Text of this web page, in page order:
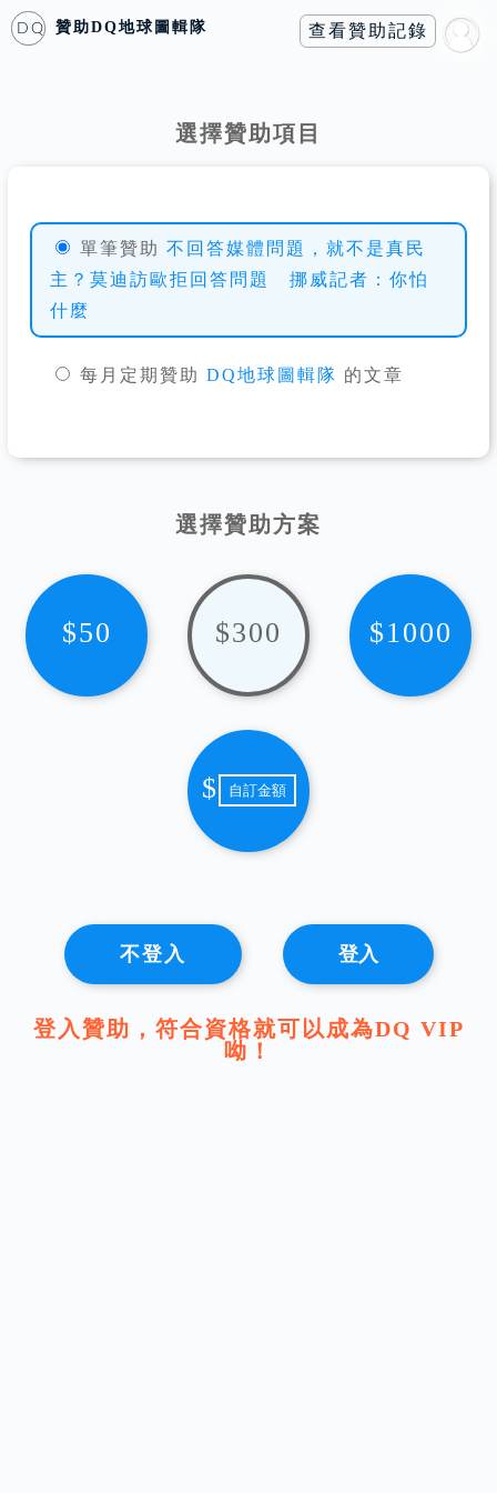
DQ 贊助DQ地球圖輯隊 查看贊助記錄
選擇贊助項目
單筆贊助 不回答媒體問題，就不是真民
主？莫迪訪歐拒回答問題 挪威記者：你怕
什麼
每月定期贊助 DQ地球圖輯隊 的文章
選擇贊助方案
$50 $300 $1000
$
不登入 登入
登入贊助，符合資格就可以成為DQ VIP
呦！